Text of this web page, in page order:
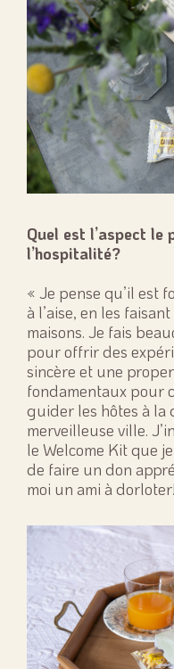
Quel est l’aspect
l’hospitalité?
« Je pense qu’il est
à l’aise, en les
maisons. Je fais
pour offrir des
sincère et une
fondamentaux pour
guider les hôtes à la
merveilleuse ville.
le Welcome Kit que
de faire un don
moi un ami à